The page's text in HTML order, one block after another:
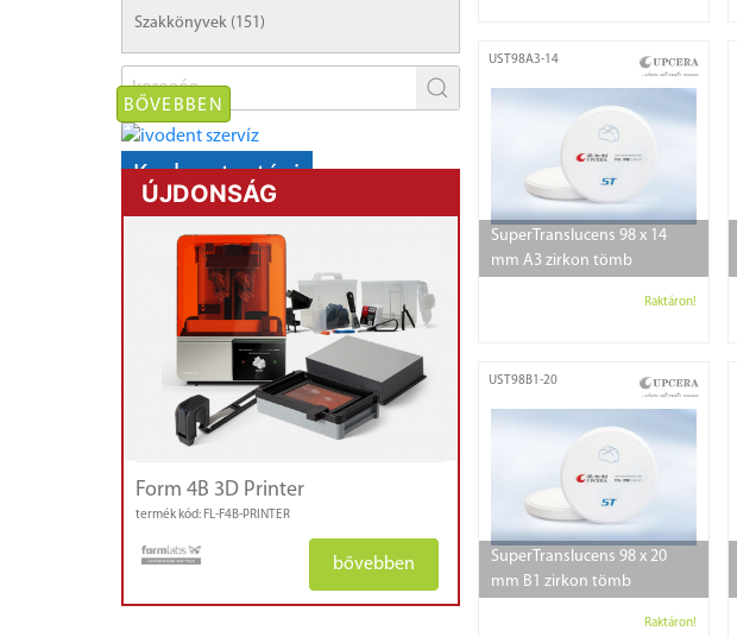
Szakkönyvek (151)
Karbantartási
AKCIÓ!
mikromotorok
BŐVEBBEN
ÚJDONSÁG
Form 4B 3D Printer
termék kód: FL-F4B-PRINTER
bővebben
UST98A3-14
SuperTranslucens 98 x 14
mm A3 zirkon tömb
Raktáron!
UST98B1-20
SuperTranslucens 98 x 20
mm B1 zirkon tömb
Raktáron!